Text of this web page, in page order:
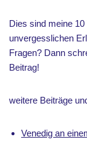
Dies sind meine
unvergesslichen
Fragen? Dann
Beitrag!
weitere Beiträge
Venedig an